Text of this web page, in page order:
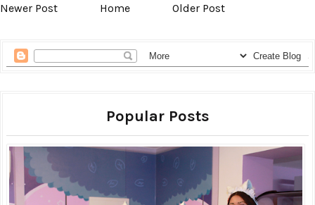
Newer Post Home Older Post
Popular Posts